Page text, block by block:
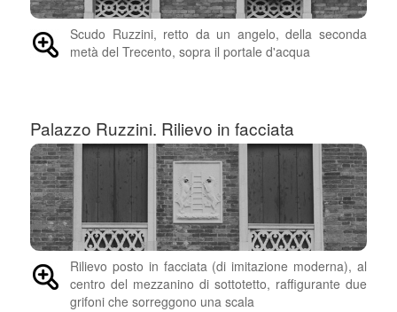
Scudo Ruzzini, retto da un angelo, della seconda
metà del Trecento, sopra il portale d'acqua
Palazzo Ruzzini. Rilievo in facciata
Rilievo posto in facciata (di imitazione moderna), al
centro del mezzanino di sottotetto, raffigurante due
grifoni che sorreggono una scala